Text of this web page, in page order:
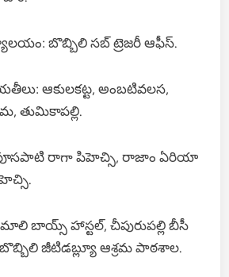
బొబ్బిలి సబ్ ట్రెజరీ ఆఫీస్.
ఆకులకట్ట, అంబటివలస,
తుమికాపల్లి.
పూసపాటి రాగా పిహెచ్సి, రాజాం ఏరియా
బాయ్స్ హాస్టల్, చీపురుపల్లి బీసీ
బొబ్బిలి జీటిడబ్ల్యూ ఆశ్రమ పాఠశాల.